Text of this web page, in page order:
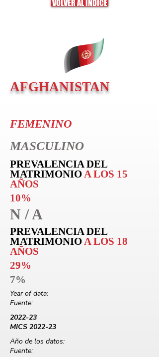
VOLVER AL ÍNDICE
AFGHANISTAN
FEMENINO
MASCULINO
PREVALENCIA DEL
MATRIMONIOA LOS 15
AÑOS
10%
N / A
PREVALENCIA DEL
MATRIMONIOA LOS 18
AÑOS
29%
7%
Year of data:
Fuente:
2022-23
MICS 2022-23
Año de los datos:
Fuente: